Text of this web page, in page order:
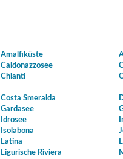
Amalfiküste
Caldonazzosee
Chianti
Costa Smeralda
Gardasee
Idrosee
Isolabona
Latina
Ligurische Riviera